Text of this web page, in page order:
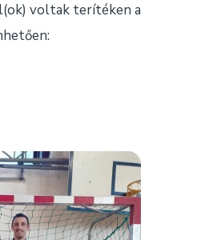
voltak terítéken a